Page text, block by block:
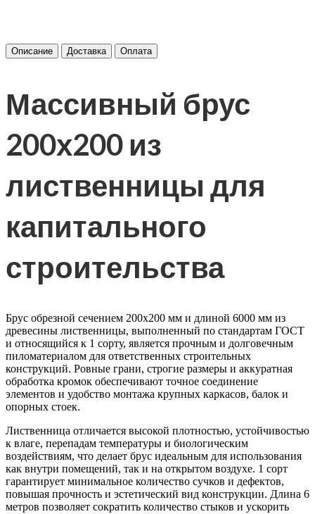
Описание Доставка Оплата
Массивный брус
200х200 из
лиственницы для
капитального
строительства
Брус обрезной сечением 200х200 мм и длиной 6000 мм из
древесины лиственницы, выполненный по стандартам ГОСТ
и относящийся к 1 сорту, является прочным и долговечным
пиломатериалом для ответственных строительных
конструкций. Ровные грани, строгие размеры и аккуратная
обработка кромок обеспечивают точное соединение
элементов и удобство монтажа крупных каркасов, балок и
опорных стоек.
Лиственница отличается высокой плотностью, устойчивостью
к влаге, перепадам температуры и биологическим
воздействиям, что делает брус идеальным для использования
как внутри помещений, так и на открытом воздухе. 1 сорт
гарантирует минимальное количество сучков и дефектов,
повышая прочность и эстетический вид конструкции. Длина 6
метров позволяет сократить количество стыков и ускорить